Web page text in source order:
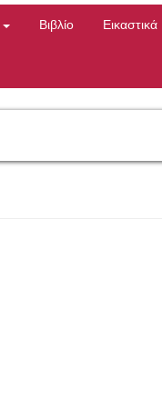
Βιβλίο Εικαστικά